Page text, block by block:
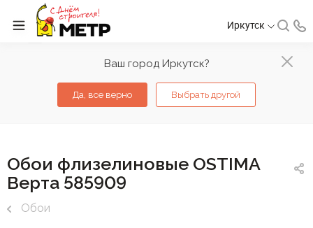
Ваш город Иркутск?
Да, все верно Выбрать другой
Иркутск
Обои флизелиновые OSTIMA
Верта 585909
Обои